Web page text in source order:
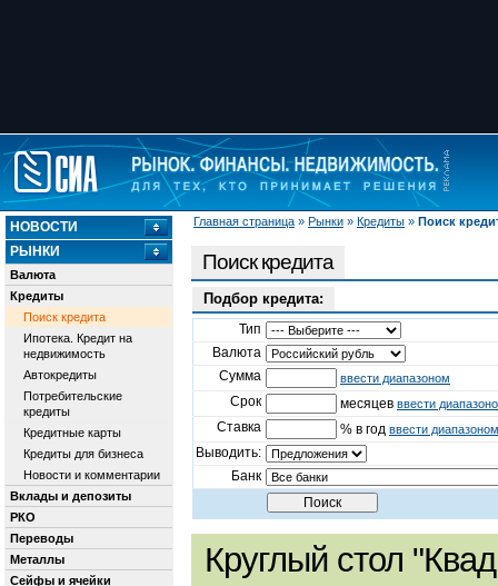
Главная страница » Рынки » Кредиты » Поиск
НОВОСТИ
РЫНКИ
Валюта
Кредиты
Поиск кредита
Ипотека. Кредит на
недвижимость
Автокредиты
Потребительские
кредиты
Кредитные карты
Кредиты для бизнеса
Новости и комментарии
Вклады и депозиты
РКО
Переводы
Металлы
Сейфы и ячейки
Поиск кредита
Подбор кредита:
Тип
Валюта
Сумма
ввести диапазоном
Срок месяцев ввести
Ставка % в год ввести диапазоном
Выводить:
Банк
Круглый стол